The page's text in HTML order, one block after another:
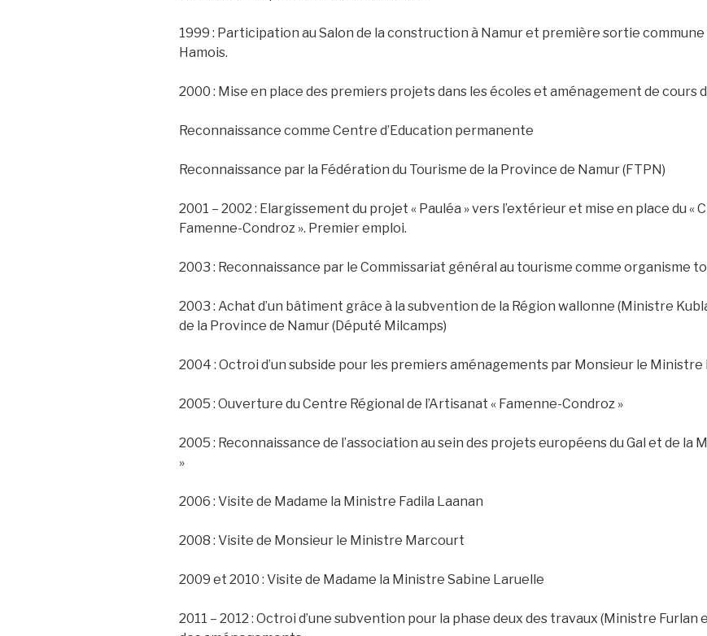
1999 : Participation au Salon de la construction à Namur et première sortie commune
Hamois.
2000 : Mise en place des premiers projets dans les écoles et aménagement de cours
Reconnaissance comme Centre d’Education permanente
Reconnaissance par la Fédération du Tourisme de la Province de Namur (FTPN)
2001 – 2002 : Elargissement du projet « Pauléa » vers l’extérieur et mise en place du
Famenne-Condroz ». Premier emploi.
2003 : Reconnaissance par le Commissariat général au tourisme comme organisme
2003 : Achat d’un bâtiment grâce à la subvention de la Région wallonne (Ministre
de la Province de Namur (Député Milcamps)
2004 : Octroi d’un subside pour les premiers aménagements par Monsieur le
2005 : Ouverture du Centre Régional de l’Artisanat « Famenne-Condroz »
2005 : Reconnaissance de l’association au sein des projets européens du Gal et de la
»
2006 : Visite de Madame la Ministre Fadila Laanan
2008 : Visite de Monsieur le Ministre Marcourt
2009 et 2010 : Visite de Madame la Ministre Sabine Laruelle
2011 – 2012 : Octroi d’une subvention pour la phase deux des travaux (Ministre